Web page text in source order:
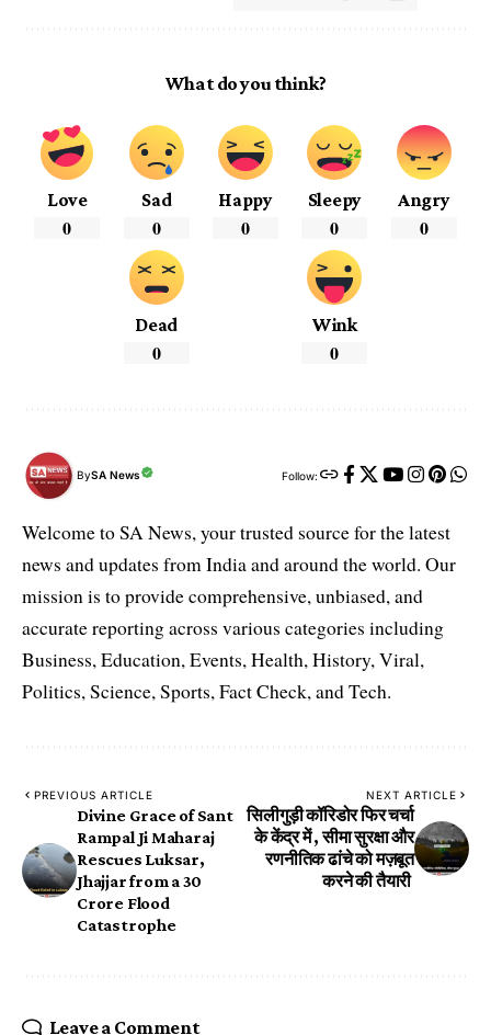
What do you think?
Love
0
Sad
0
Happy
0
Sleepy
0
Angry
0
Dead
0
Wink
0
BySA News Follow:
Welcome to SA News, your trusted source for the latest
news and updates from India and around the world. Our
mission is to provide comprehensive, unbiased, and
accurate reporting across various categories including
Business, Education, Events, Health, History, Viral,
Politics, Science, Sports, Fact Check, and Tech.
PREVIOUS ARTICLE
Divine Grace of Sant
Rampal Ji Maharaj
Rescues Luksar,
Jhajjar from a ₹30
Crore Flood
Catastrophe
NEXT ARTICLE
सिलीगुड़ी कॉरिडोर फिर चर्चा
के केंद्र में , सीमा सुरक्षा और
रणनीतिक ढांचे को मज़बूत
करने की तैयारी
Leave a Comment